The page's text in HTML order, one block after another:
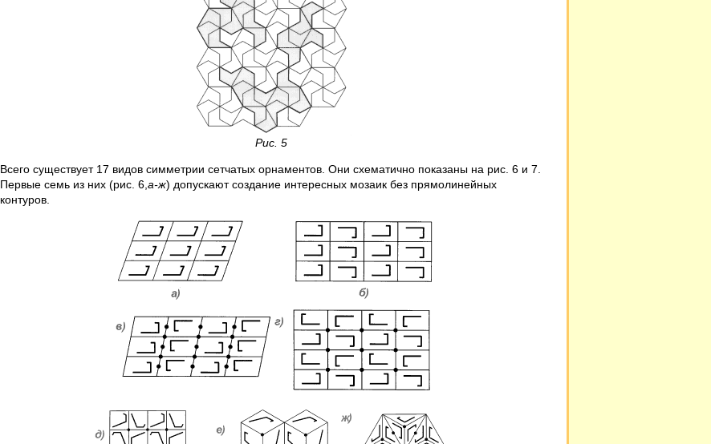
Рис. 5
Всего существует 17 видов симметрии сетчатых орнаментов. Они схематично показаны на рис. 6 и 7.
Первые семь из них (рис. 6, а-ж) допускают создание интересных мозаик без прямолинейных
контуров.